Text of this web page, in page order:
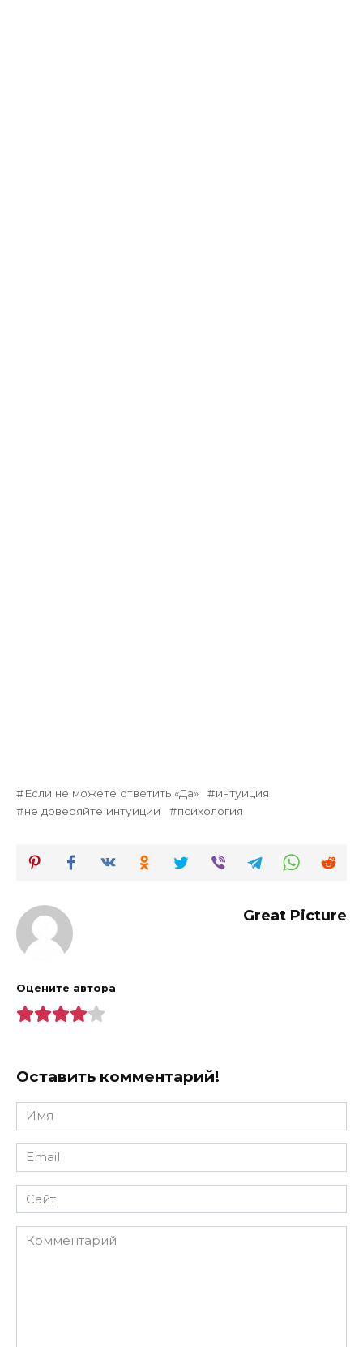
Если не можете ответить «Да»
интуиция
не доверяйте интуиции
психология
Great Picture
Оцените автора
Оставить комментарий!
Имя
*
Email
*
Сайт
Комментарий